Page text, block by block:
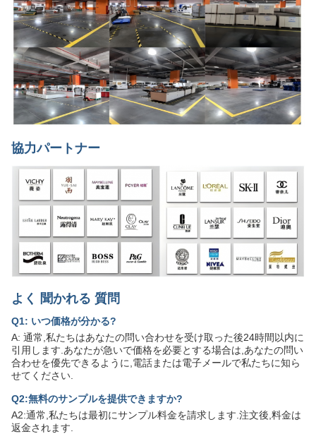
協力パートナー
よく 聞かれる 質問
Q1: いつ価格が分かる?
A: 通常,私たちはあなたの問い合わせを受け取った後24時間以内に
引用します.あなたが急いで価格を必要とする場合は,あなたの問い
合わせを優先できるように,電話または電子メールで私たちに知ら
せてください.
Q2:無料のサンプルを提供できますか?
A2:通常,私たちは最初にサンプル料金を請求します.注文後,料金は
返金されます.